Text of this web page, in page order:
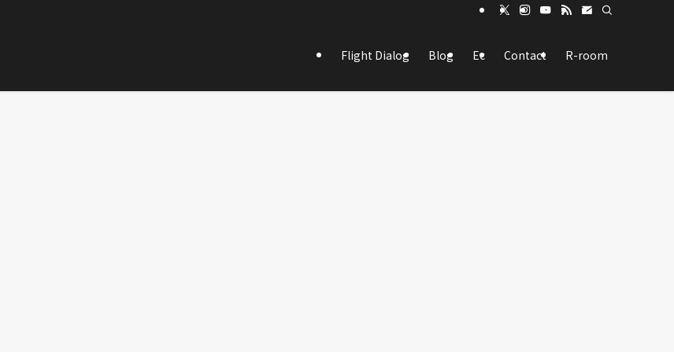
Flight Dialog Blog Ec Contact R-room